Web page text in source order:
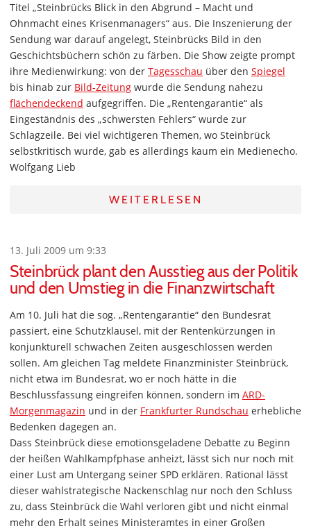
Titel „Steinbrücks Blick in den Abgrund – Macht und
Ohnmacht eines Krisenmanagers“ aus. Die Inszenierung der
Sendung war darauf angelegt, Steinbrücks Bild in den
Geschichtsbüchern schön zu färben. Die Show zeigte prompt
ihre Medienwirkung: von der Tagesschau über den Spiegel
bis hinab zur Bild-Zeitung wurde die Sendung nahezu
flächendeckend aufgegriffen. Die „Rentengarantie“ als
Eingeständnis des „schwersten Fehlers“ wurde zur
Schlagzeile. Bei viel wichtigeren Themen, wo Steinbrück
selbstkritisch wurde, gab es allerdings kaum ein Medienecho.
Wolfgang Lieb
WEITERLESEN
13. Juli 2009 um 9:33
Steinbrück plant den Ausstieg aus der Politik
und den Umstieg in die Finanzwirtschaft
Am 10. Juli hat die sog. „Rentengarantie“ den Bundesrat
passiert, eine Schutzklausel, mit der Rentenkürzungen in
konjunkturell schwachen Zeiten ausgeschlossen werden
sollen. Am gleichen Tag meldete Finanzminister Steinbrück,
nicht etwa im Bundesrat, wo er noch hätte in die
Beschlussfassung eingreifen können, sondern im ARD-
Morgenmagazin und in der Frankfurter Rundschau erhebliche
Bedenken dagegen an.
Dass Steinbrück diese emotionsgeladene Debatte zu Beginn
der heißen Wahlkampfphase anheizt, lässt sich nur noch mit
einer Lust am Untergang seiner SPD erklären. Rational lässt
dieser wahlstrategische Nackenschlag nur noch den Schluss
zu, dass Steinbrück die Wahl verloren gibt und nicht einmal
mehr den Erhalt seines Ministeramtes in einer Großen